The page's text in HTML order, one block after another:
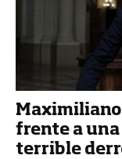
frente a
terrible